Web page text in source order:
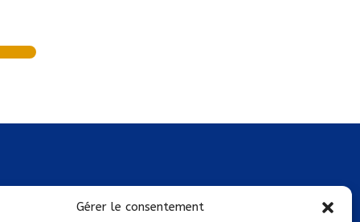
Gérer le consentement